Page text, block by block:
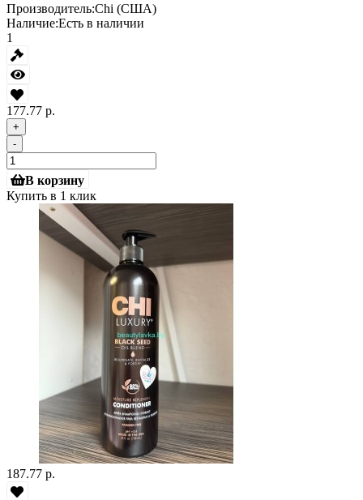
Производитель:Chi (США)
Наличие:Есть в наличии
1
177.77 р.
+
-
В корзину
Купить в 1 клик
187.77 р.